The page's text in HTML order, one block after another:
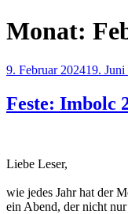
Monat:
Veröffentlicht
9. Februar 202419. Juni
Feste: Imbolc
Liebe Leser,
wie jedes Jahr hat der
ein Abend, der nicht